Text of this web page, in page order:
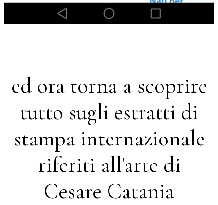
ed ora torna a scoprire
tutto sugli estratti di
stampa internazionale
riferiti all'arte di
Cesare Catania